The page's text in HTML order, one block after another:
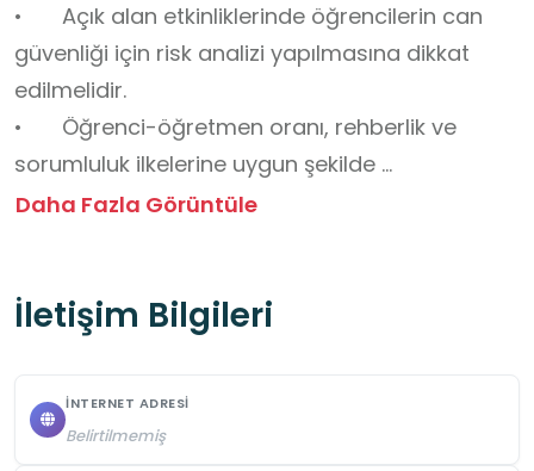
•	Açık alan etkinliklerinde öğrencilerin can
güvenliği için risk analizi yapılmasına dikkat
edilmelidir.
•	Öğrenci-öğretmen oranı, rehberlik ve
sorumluluk ilkelerine uygun şekilde
dengelenmesine dikkat edilmelidir.
•	Doğanın korunması, çöp bırakılmaması,
•	Hava koşullarına uygun kıyafet, su ve gıda
Daha Fazla Görüntüle
İletişim Bilgileri
İNTERNET ADRESI
Belirtilmemiş